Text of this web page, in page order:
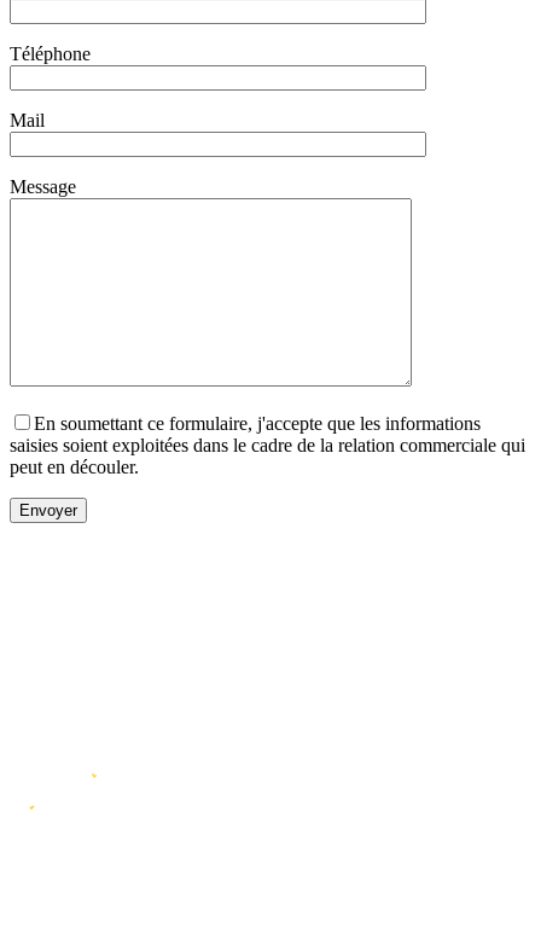
Téléphone
Mail
Message
En soumettant ce formulaire, j'accepte que les informations
saisies soient exploitées dans le cadre de la relation commerciale qui
peut en découler.